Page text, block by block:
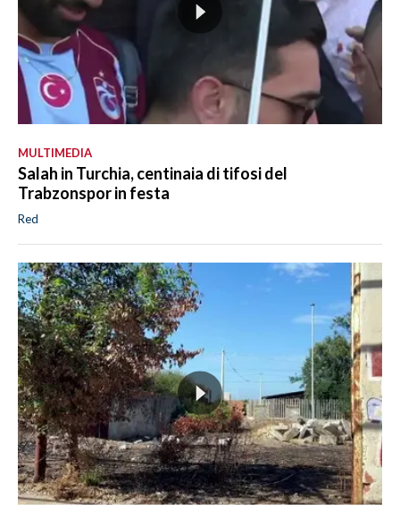
MULTIMEDIA
Salah in Turchia, centinaia di tifosi del
Trabzonspor in festa
Red